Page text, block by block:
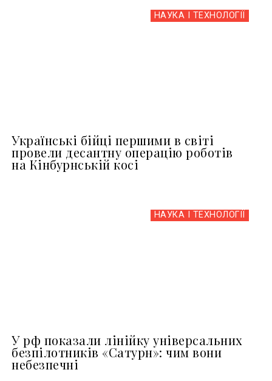
НАУКА І ТЕХНОЛОГІЇ
Українські бійці першими в світі
провели десантну операцію роботів
на Кінбурнській косі
НАУКА І ТЕХНОЛОГІЇ
У рф показали лінійку універсальних
безпілотників «Сатурн»: чим вони
небезпечні